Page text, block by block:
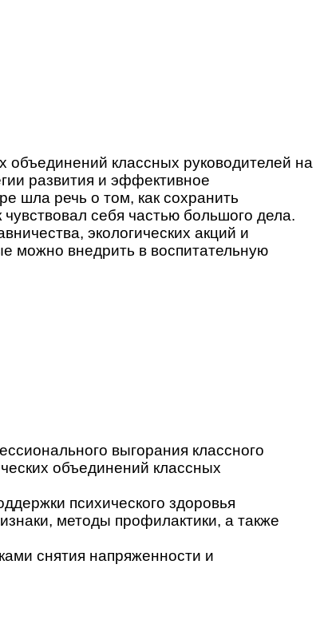
объединений классных руководителей на
развития и эффективное
шла речь о том, как сохранить
себя частью большого дела.
экологических акций и
можно внедрить в воспитательную
выгорания классного
объединений классных
психического здоровья
методы профилактики, а также
снятия напряженности и